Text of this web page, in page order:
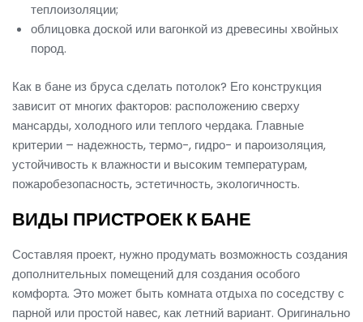
теплоизоляции;
облицовка доской или вагонкой из древесины хвойных
пород.
Как в бане из бруса сделать потолок? Его конструкция
зависит от многих факторов: расположению сверху
мансарды, холодного или теплого чердака. Главные
критерии – надежность, термо-, гидро- и пароизоляция,
устойчивость к влажности и высоким температурам,
пожаробезопасность, эстетичность, экологичность.
ВИДЫ ПРИСТРОЕК К БАНЕ
Составляя проект, нужно продумать возможность создания
дополнительных помещений для создания особого
комфорта. Это может быть комната отдыха по соседству с
парной или простой навес, как летний вариант. Оригинально